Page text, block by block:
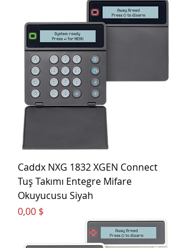
Caddx NXG 1832 XGEN Connect
Tuş Takımı Entegre Mifare
Okuyucusu Siyah
Цена
0,00 $